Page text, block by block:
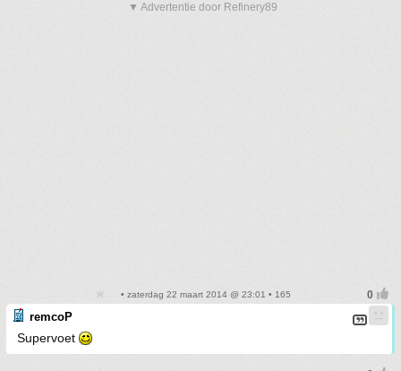
▼ Advertentie door Refinery89
• zaterdag 22 maart 2014 @ 23:01 • 165
remcoP
Supervoet